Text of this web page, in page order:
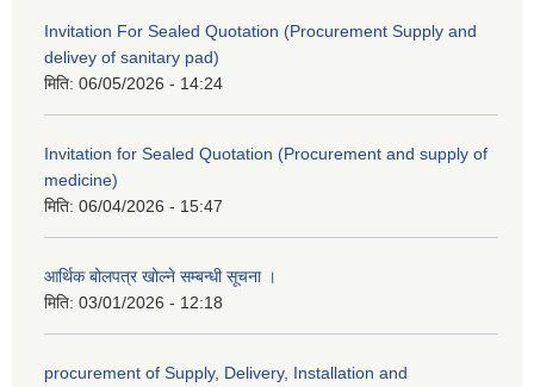
Invitation For Sealed Quotation (Procurement Supply and
delivey of sanitary pad)
मिति: 06/05/2026 - 14:24
Invitation for Sealed Quotation (Procurement and supply of
medicine)
मिति: 06/04/2026 - 15:47
आर्थिक बोलपत्र खोल्ने सम्बन्धी सूचना ।
मिति: 03/01/2026 - 12:18
procurement of Supply, Delivery, Installation and